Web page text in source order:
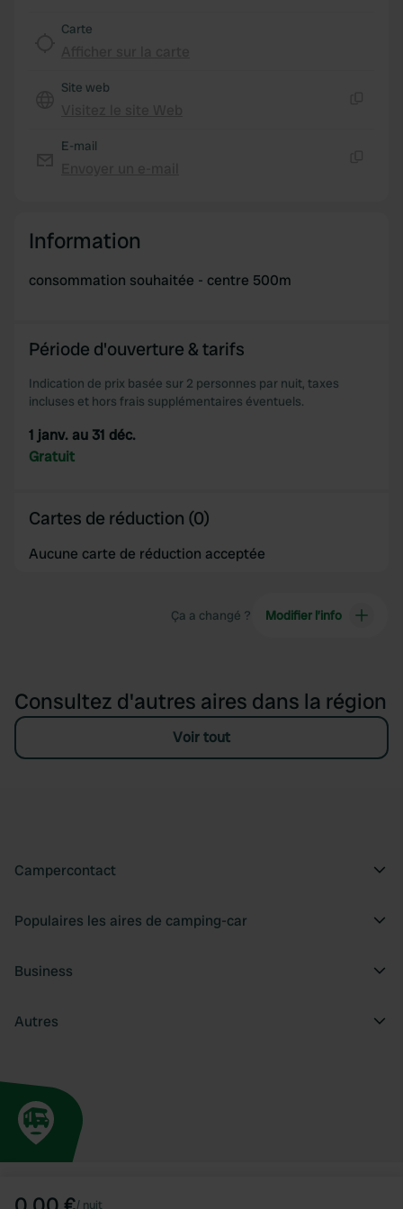
our social media, advertising and analytics partners who
provided to them or that they’ve collected from your use
/ nuit
Carte
Site web
E-mail
Information
consommation souhaitée - centre 500m
Période d'ouverture & tarifs
Indication de prix basée sur 2 personnes par nuit, taxes
incluses et hors frais supplémentaires éventuels.
1 janv. au 31 déc.
Gratuit
Cartes de réduction (0)
Aucune carte de réduction acceptée
Ça a changé ? Modifier l’info
Consultez d'autres aires dans la région
Voir tout
Campercontact
Populaires les aires de camping-car
Business
Autres